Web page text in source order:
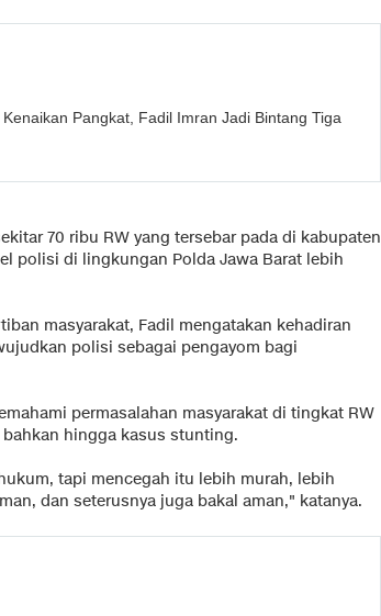
Pangkat, Fadil Imran Jadi Bintang Tiga
70 ribu RW yang tersebar pada di kabupaten
polisi di lingkungan Polda Jawa Barat lebih
masyarakat, Fadil mengatakan kehadiran
polisi sebagai pengayom bagi
permasalahan masyarakat di tingkat RW
hingga kasus stunting.
tapi mencegah itu lebih murah, lebih
dan seterusnya juga bakal aman," katanya.